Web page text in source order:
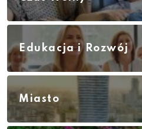
Edukacja i Rozwój
Miasto